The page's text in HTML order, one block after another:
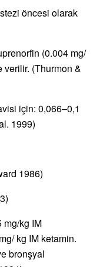
öncesi olarak
(0.004 mg/
verilir. (Thurmon &
için: 0,066–0,1
1999)
1986)
mg/kg IM
kg IM ketamin.
bronşyal